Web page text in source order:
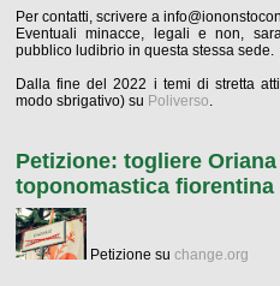
Per contatti, scrivere a
Eventuali minacce, legali e non,
pubblico ludibrio in questa stessa sede.
Dalla fine del 2022 i temi di stretta
modo sbrigativo) su Poliverso.
Petizione: togliere
toponomastica fiorentina
Petizione su change.org